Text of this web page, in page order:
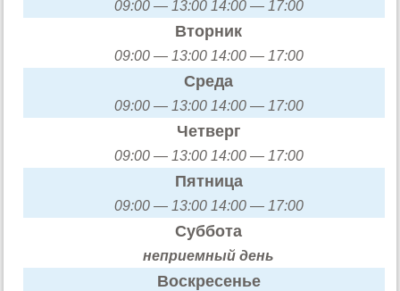
09:00 — 13:00 14:00 — 17:00
Вторник
09:00 — 13:00 14:00 — 17:00
Среда
09:00 — 13:00 14:00 — 17:00
Четверг
09:00 — 13:00 14:00 — 17:00
Пятница
09:00 — 13:00 14:00 — 17:00
Суббота
неприемный день
Воскресенье